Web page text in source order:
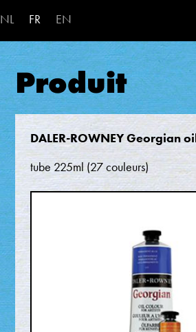
NL FR EN
Produit
DALER-ROWNEY Georgian
tube 225ml (27 couleurs)